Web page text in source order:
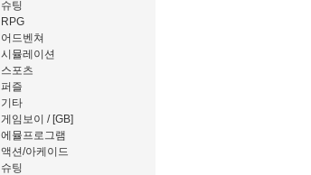
슈팅
RPG
어드벤쳐
시뮬레이션
스포츠
퍼즐
기타
게임보이 / [GB]
에뮬프로그램
액션/아케이드
슈팅